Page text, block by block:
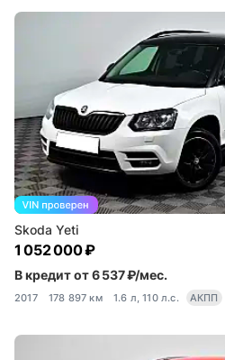
Skoda Yeti
1 052 000 ₽
В кредит от 6 537 ₽/мес.
2017 178 897 км 1.6 л, 110 л.с. АКПП